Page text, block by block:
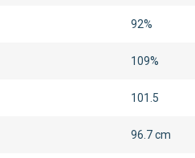
92%
109%
101.5
96.7 cm